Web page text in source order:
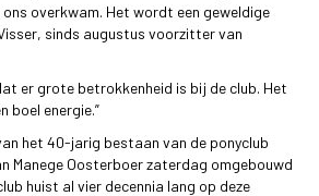
overkwam. Het wordt een geweldige
sinds augustus voorzitter van
er grote betrokkenheid is bij de club. Het
boel energie.”
het 40-jarig bestaan van de ponyclub
Manege Oosterboer zaterdag omgebouwd
huist al vier decennia lang op deze